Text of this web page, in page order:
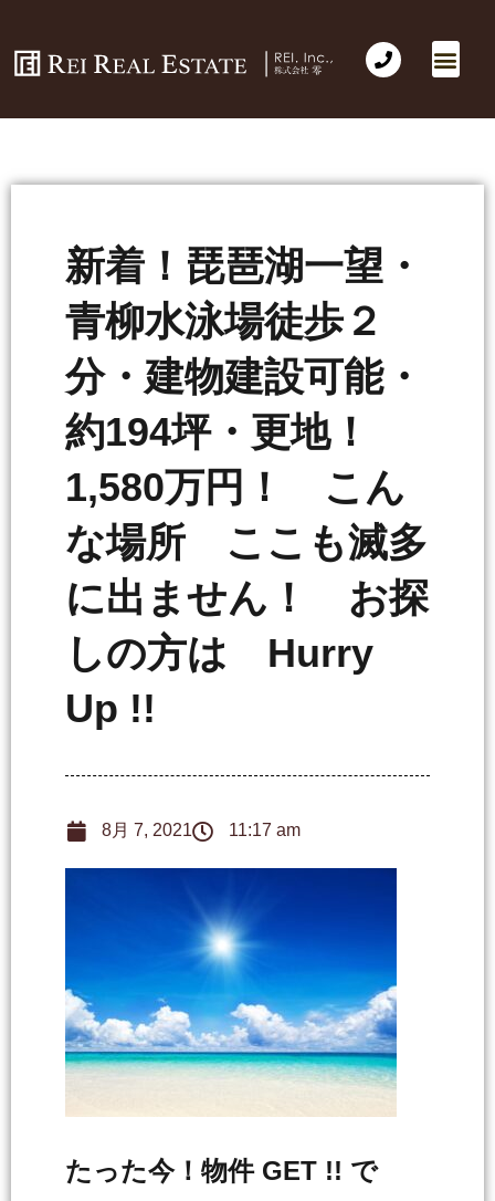
新着！琵琶湖一望・
青柳水泳場徒歩２
分・建物建設可能・
約194坪・更地！
1,580万円！ こん
な場所 ここも滅多
に出ません！ お探
しの方は Hurry
Up !!
8月 7, 2021 11:17 am
たった今！物件 GET !! で